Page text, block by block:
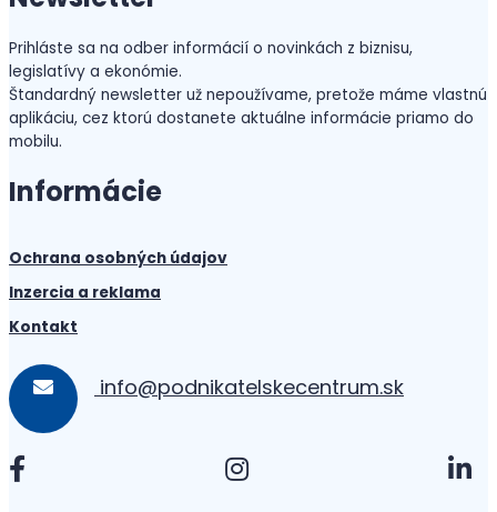
Prihláste sa na odber informácií o novinkách z biznisu,
legislatívy a ekonómie.
Štandardný newsletter už nepoužívame, pretože máme vlastnú
aplikáciu, cez ktorú dostanete aktuálne informácie priamo do
mobilu.
Informácie
Ochrana osobných údajov
Inzercia a reklama
Kontakt
info@podnikatelskecentrum.sk